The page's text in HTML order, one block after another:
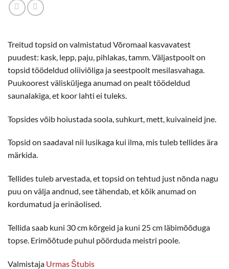
Treitud topsid on valmistatud Võromaal kasvavatest
puudest: kask, lepp, paju, pihlakas, tamm. Väljastpoolt on
topsid töödeldud oliiviõliga ja seestpoolt mesilasvahaga.
Puukoorest välisküljega anumad on pealt töödeldud
saunalakiga, et koor lahti ei tuleks.
Topsides võib hoiustada soola, suhkurt, mett, kuivaineid jne.
Topsid on saadaval nii lusikaga kui ilma, mis tuleb tellides ära
märkida.
Tellides tuleb arvestada, et topsid on tehtud just nõnda nagu
puu on välja andnud, see tähendab, et kõik anumad on
kordumatud ja erinäolised.
Tellida saab kuni 30 cm kõrgeid ja kuni 25 cm läbimõõduga
topse. Erimõõtude puhul pöörduda meistri poole.
Valmistaja Urmas Štubis